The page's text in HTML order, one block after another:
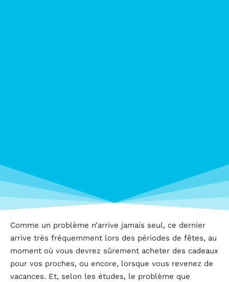
Comme un problème n’arrive jamais seul, ce dernier
arrive très fréquemment lors des périodes de fêtes, au
moment où vous devrez sûrement acheter des cadeaux
pour vos proches, ou encore, lorsque vous revenez de
vacances. Et, selon les études, le problème que